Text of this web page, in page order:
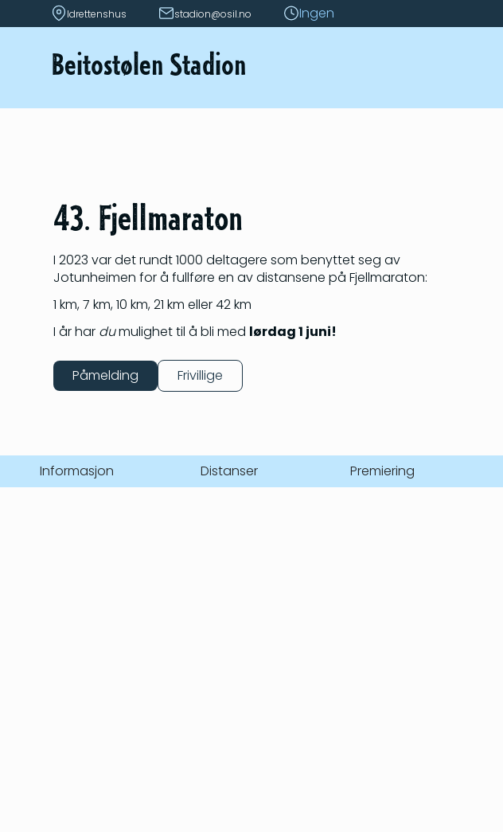
Idrettenshus stadion@osil.no Ingen
Beitostølen Stadion
43. Fjellmaraton
I 2023 var det rundt 1000 deltagere som benyttet seg av
Jotunheimen for å fullføre en av distansene på Fjellmaraton:
1 km, 7 km, 10 km, 21 km eller 42 km
I år har dumulighet til å bli med lørdag 1 juni!
Påmelding Frivillige
Informasjon Distanser Premiering